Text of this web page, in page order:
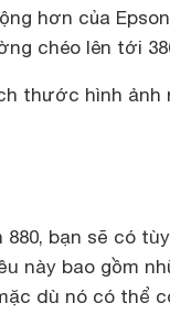
hơn của
chéo lên tới
thước hình ảnh
880, bạn sẽ có
này bao gồm
dù nó có thể